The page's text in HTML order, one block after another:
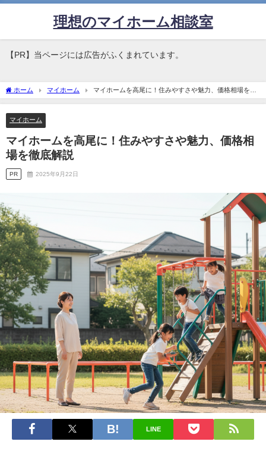
理想のマイホーム相談室
【PR】当ページには広告がふくまれています。
ホーム マイホーム
マイホームを高尾に！住みやすさや魅力、価格相場を徹
底解説
マイホーム
マイホームを高尾に！住みやすさや魅力、価格相
場を徹底解説
PR 2025年9月22日
LINE